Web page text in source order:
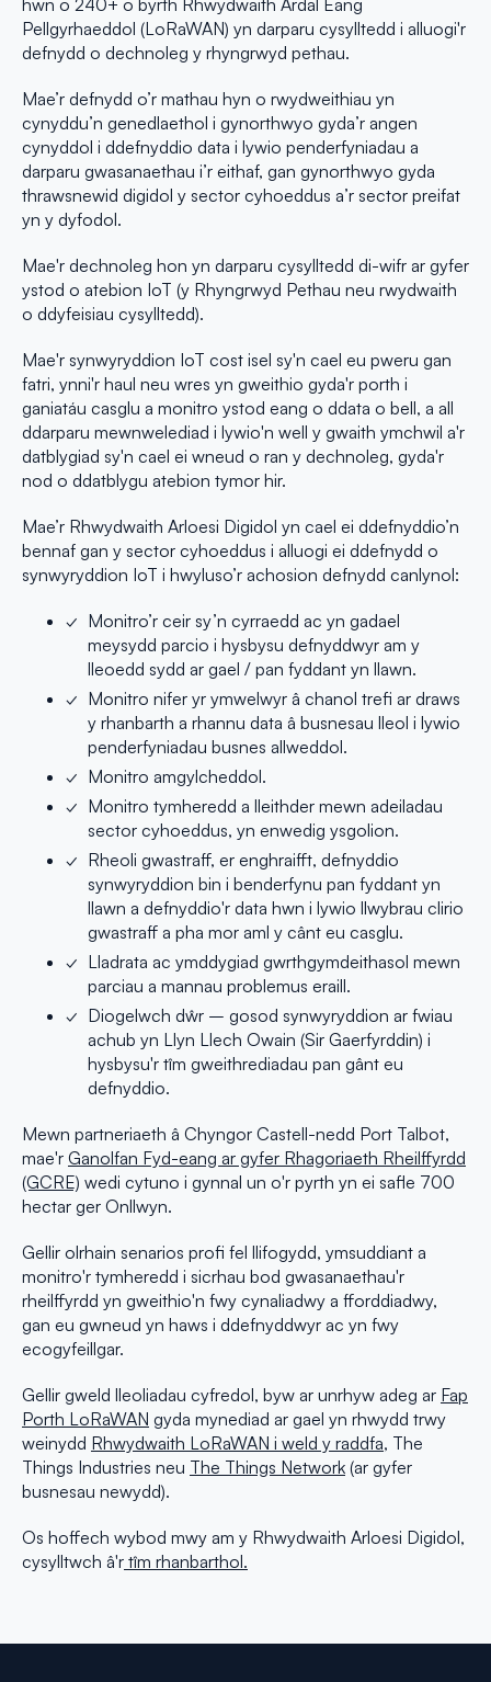
hwn o 240+ o byrth Rhwydwaith Ardal Eang
Pellgyrhaeddol (LoRaWAN) yn darparu cysylltedd i alluogi'r
defnydd o dechnoleg y rhyngrwyd pethau.
Mae’r defnydd o’r mathau hyn o rwydweithiau yn
cynyddu’n genedlaethol i gynorthwyo gyda’r angen
cynyddol i ddefnyddio data i lywio penderfyniadau a
darparu gwasanaethau i’r eithaf, gan gynorthwyo gyda
thrawsnewid digidol y sector cyhoeddus a’r sector preifat
yn y dyfodol.
Mae'r dechnoleg hon yn darparu cysylltedd di-wifr ar gyfer
ystod o atebion IoT (y Rhyngrwyd Pethau neu rwydwaith
o ddyfeisiau cysylltedd).
Mae'r synwyryddion IoT cost isel sy'n cael eu pweru gan
fatri, ynni'r haul neu wres yn gweithio gyda'r porth i
ganiatáu casglu a monitro ystod eang o ddata o bell, a all
ddarparu mewnwelediad i lywio'n well y gwaith ymchwil a'r
datblygiad sy'n cael ei wneud o ran y dechnoleg, gyda'r
nod o ddatblygu atebion tymor hir.
Mae’r Rhwydwaith Arloesi Digidol yn cael ei ddefnyddio’n
bennaf gan y sector cyhoeddus i alluogi ei ddefnydd o
synwyryddion IoT i hwyluso’r achosion defnydd canlynol:
Monitro’r ceir sy’n cyrraedd ac yn gadael
meysydd parcio i hysbysu defnyddwyr am y
lleoedd sydd ar gael / pan fyddant yn llawn.
Monitro nifer yr ymwelwyr â chanol trefi ar draws
y rhanbarth a rhannu data â busnesau lleol i lywio
penderfyniadau busnes allweddol.
Monitro amgylcheddol.
Monitro tymheredd a lleithder mewn adeiladau
sector cyhoeddus, yn enwedig ysgolion.
Rheoli gwastraff, er enghraifft, defnyddio
synwyryddion bin i benderfynu pan fyddant yn
llawn a defnyddio'r data hwn i lywio llwybrau clirio
gwastraff a pha mor aml y cânt eu casglu.
Lladrata ac ymddygiad gwrthgymdeithasol mewn
parciau a mannau problemus eraill.
Diogelwch dŵr – gosod synwyryddion ar fwiau
achub yn Llyn Llech Owain (Sir Gaerfyrddin) i
hysbysu'r tîm gweithrediadau pan gânt eu
defnyddio.
Mewn partneriaeth â Chyngor Castell-nedd Port Talbot,
mae'r Ganolfan Fyd-eang ar gyfer Rhagoriaeth Rheilffyrdd
(GCRE) wedi cytuno i gynnal un o'r pyrth yn ei safle 700
hectar ger Onllwyn.
Gellir olrhain senarios profi fel llifogydd, ymsuddiant a
monitro'r tymheredd i sicrhau bod gwasanaethau'r
rheilffyrdd yn gweithio'n fwy cynaliadwy a fforddiadwy,
gan eu gwneud yn haws i ddefnyddwyr ac yn fwy
ecogyfeillgar.
Gellir gweld lleoliadau cyfredol, byw ar unrhyw adeg ar Fap
Porth LoRaWAN gyda mynediad ar gael yn rhwydd trwy
weinydd Rhwydwaith LoRaWAN i weld y raddfa, The
Things Industries neu The Things Network (ar gyfer
busnesau newydd).
Os hoffech wybod mwy am y Rhwydwaith Arloesi Digidol,
cysylltwch â'r tîm rhanbarthol.